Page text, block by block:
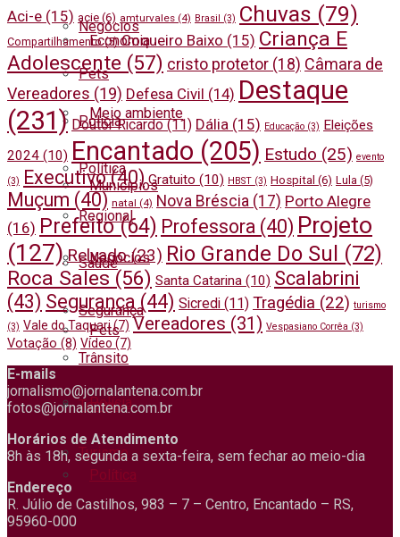
Economia
Meio ambiente
Municípios
Negócios
Pets
Polícia
Política
Negócios
Pets
Polícia
Política
Regional
Saúde
Segurança
Trânsito
Tempo
Turismo
Aci-e (15) acie (6) amturvales (4) Brasil (3) Chuvas (79)
Compartilhamento(5) Coqueiro Baixo (15) Criança E
Adolescente (57) cristo protetor (18) Câmara de
Vereadores (19) Defesa Civil (14) Destaque
(231) Doutor Ricardo(11) Dália (15) Educação (3) Eleições
2024 (10) Encantado (205) Estudo (25) evento
(3) Executivo(40) Gratuito (10) HBST (3) Hospital (6) Lula (5)
Muçum (40) natal (4) Nova Bréscia (17) Porto Alegre
(16) Prefeito(64) Professora (40) Projeto
(127)Relvado(23) Rio Grande Do Sul (72)
Roca Sales (56) Santa Catarina (10) Scalabrini
(43) Segurança(44) Sicredi (11) Tragédia (22) turismo
(3) Vale do Taquari(7) Vereadores (31) Vespasiano Corrêa (3)
Votação (8) Vídeo (7)
E-mails
jornalismo@jornalantena.com.br
fotos@jornalantena.com.br
Horários de Atendimento
8h às 18h, segunda a sexta-feira, sem fechar ao meio-dia
Endereço
R. Júlio de Castilhos, 983 – 7 – Centro, Encantado – RS,
95960-000